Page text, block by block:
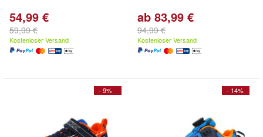
54,99 €
59,99 €
Kostenloser Versand
ab 83,99 €
94,99 €
Kostenloser Versand
- 9% - 14%